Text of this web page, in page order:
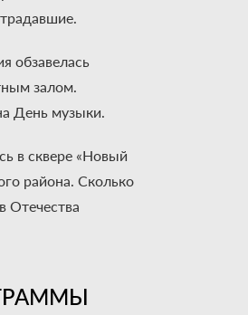
обзавелась
залом.
День музыки.
в сквере «Новый
района. Сколько
Отечества